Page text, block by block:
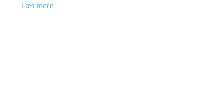
Læs mere